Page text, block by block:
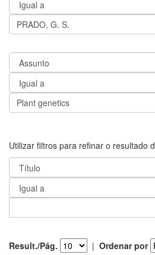
Utilizar filtros para refinar o resultado
Result./Pág. | Ordenar por